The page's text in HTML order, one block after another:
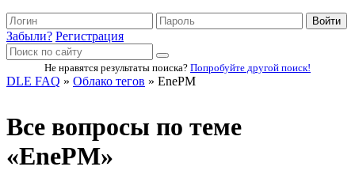
Войти
Забыли? Регистрация
Не нравятся результаты поиска? Попробуйте другой поиск!
DLE FAQ » Облако тегов » EnePM
Все вопросы по теме
«EnePM»